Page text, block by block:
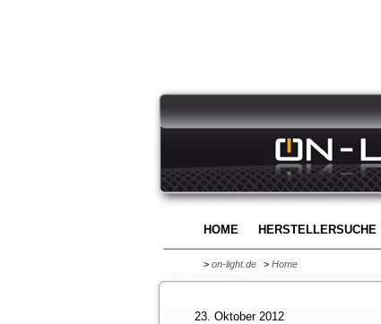
HOME HERSTELLERSUCHE
> on-light.de > Home
23. Oktober 2012